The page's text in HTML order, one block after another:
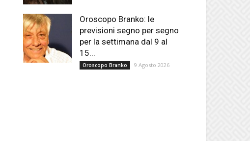
Oroscopo Branko: le
previsioni segno per segno
per la settimana dal 9 al
15...
Oroscopo Branko 9 Agosto 2026